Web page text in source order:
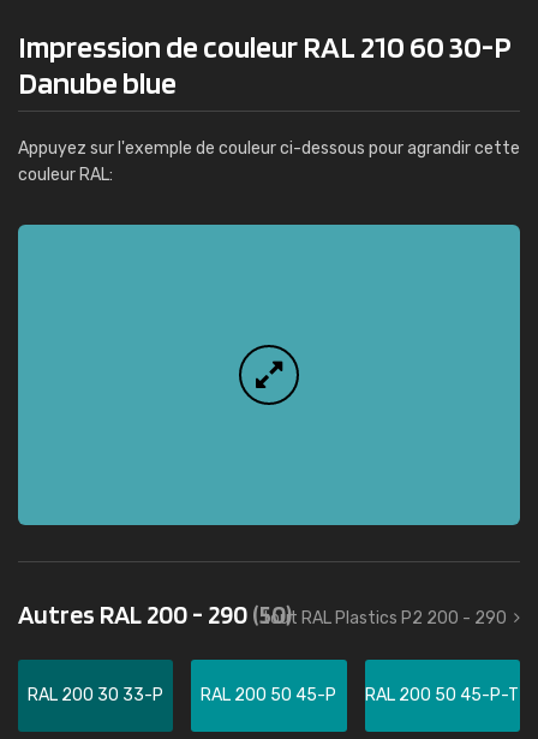
Impression de couleur RAL 210 60 30-P
Danube blue
Appuyez sur l'exemple de couleur ci-dessous pour agrandir cette
couleur RAL:
Autres RAL 200 - 290(50)
tout RAL Plastics P2 200 - 290
RAL 200 30 33-P RAL 200 50 45-P RAL 200 50 45-P-T